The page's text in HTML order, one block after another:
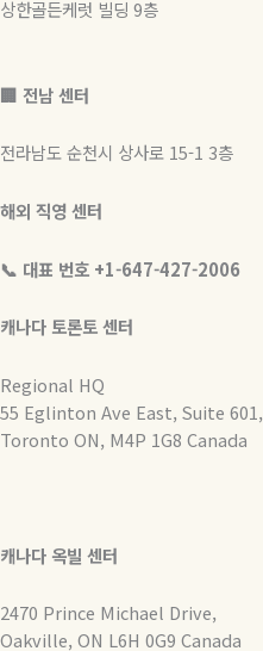
상한골든케럿 빌딩 9층
🏢 전남 센터
전라남도 순천시 상사로 15-1 3층
해외 직영 센터
📞 대표 번호 +1-647-427-2006
캐나다 토론토 센터
Regional HQ
55 Eglinton Ave East, Suite 601,
Toronto ON, M4P 1G8 Canada
캐나다 옥빌 센터
2470 Prince Michael Drive,
Oakville, ON L6H 0G9 Canada